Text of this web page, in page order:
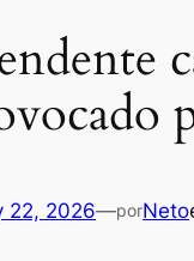
22, 2026—porNeto